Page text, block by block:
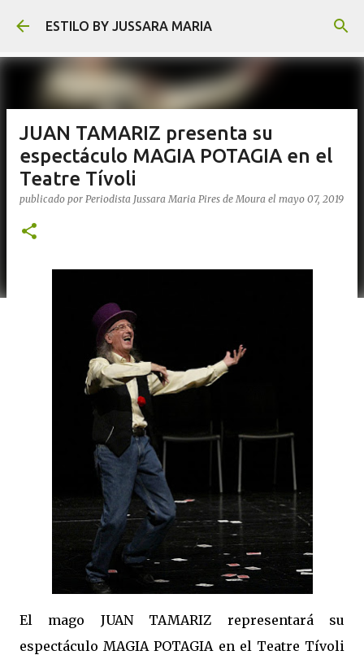
Ir al contenido principal
ESTILO BY JUSSARA MARIA
JUAN TAMARIZ presenta su
espectáculo MAGIA POTAGIA en el
Teatre Tívoli
publicado por Periodista Jussara Maria Pires de Moura el mayo 07, 2019
El mago JUAN TAMARIZ representará su
espectáculo MAGIA POTAGIA en el Teatre Tívoli